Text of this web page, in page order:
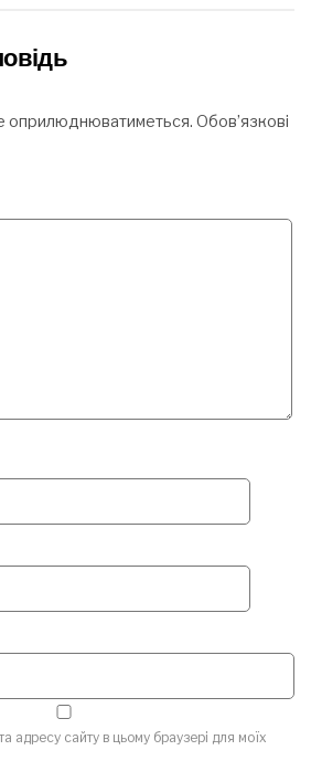
оприлюднюватиметься. Обов’язкові
адресу сайту в цьому браузері для моїх